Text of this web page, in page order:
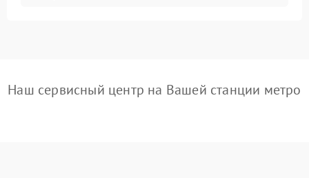
Наш сервисный центр на Вашей станции метро